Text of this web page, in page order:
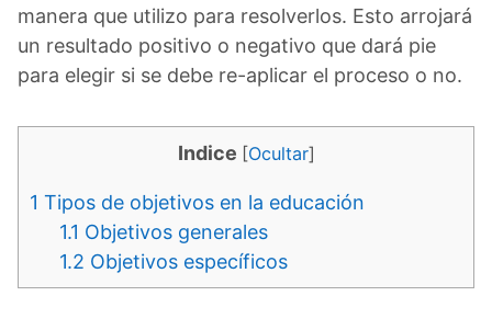
manera que utilizo para resolverlos. Esto arrojará
un resultado positivo o negativo que dará pie
para elegir si se debe re-aplicar el proceso o no.
Indice [Ocultar]
1 Tipos de objetivos en la educación
1.1 Objetivos generales
1.2 Objetivos específicos